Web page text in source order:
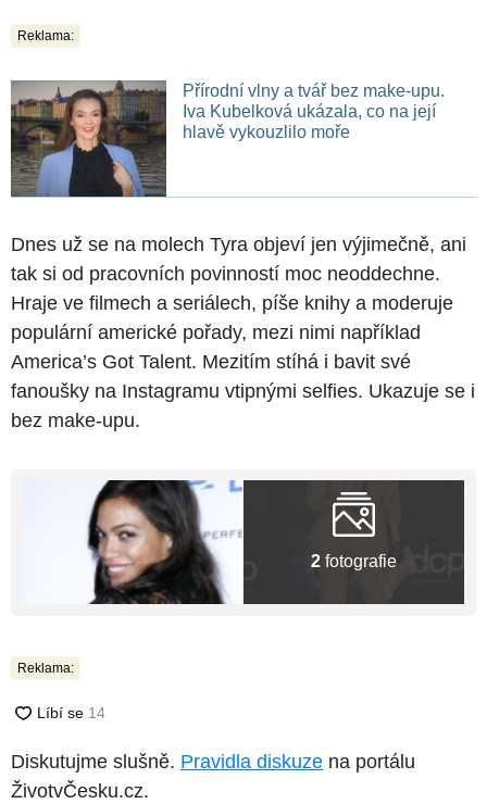
Reklama:
Přírodní vlny a tvář bez make-upu.
Iva Kubelková ukázala, co na její
hlavě vykouzlilo moře
Dnes už se na molech Tyra objeví jen výjimečně, ani
tak si od pracovních povinností moc neoddechne.
Hraje ve filmech a seriálech, píše knihy a moderuje
populární americké pořady, mezi nimi například
America’s Got Talent. Mezitím stíhá i bavit své
fanoušky na Instagramu vtipnými selfies. Ukazuje se i
bez make-upu.
2 fotografie
Reklama:
Diskutujme slušně. Pravidla diskuze na portálu
ŽivotvČesku.cz.